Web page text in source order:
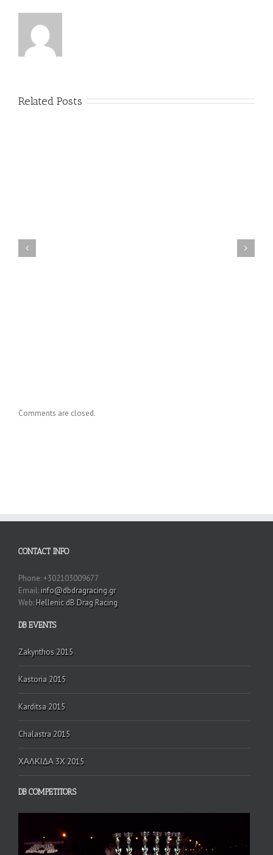
Related Posts
Comments are closed.
CONTACT INFO
Phone: +302103009677
Email: info@dbdragracing.gr
Web: Hellenic dB Drag Racing
DB EVENTS
Zakynthos 2015
Kastoria 2015
Karditsa 2015
Chalastra 2015
ΧΑΛΚΙΔΑ 3Χ 2015
DB COMPETITORS